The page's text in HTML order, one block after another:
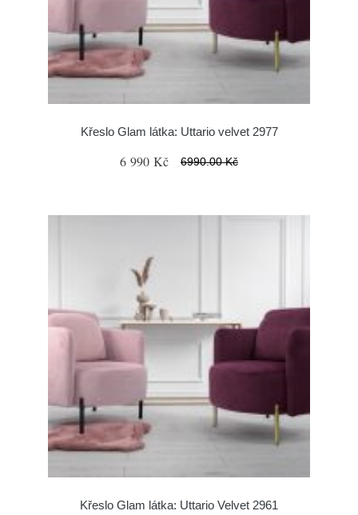
Křeslo Glam látka: Uttario velvet 2977
6 990 Kč 6990.00 Kč
Křeslo Glam látka: Uttario Velvet 2961